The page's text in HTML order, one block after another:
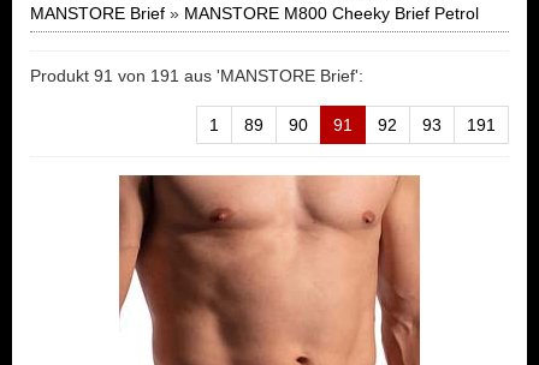
MANSTORE Brief » MANSTORE M800 Cheeky Brief Petrol
Produkt 91 von 191 aus 'MANSTORE Brief':
1 89 90 91 92 93 191